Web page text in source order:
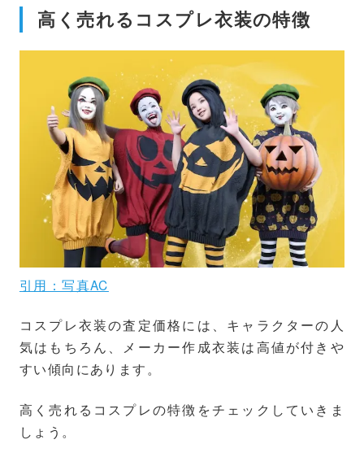
高く売れるコスプレ衣装の特徴
引用：写真AC
コスプレ衣装の査定価格には、キャラクターの人
気はもちろん、メーカー作成衣装は高値が付きや
すい傾向にあります。
高く売れるコスプレの特徴をチェックしていきま
しょう。